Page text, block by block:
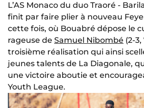
L’AS Monaco du duo Traoré -
finit par faire plier à nouveau
cette fois, où Bouabré dépose le
rageuse de Samuel Nibombé (2-
troisième réalisation qui ainsi
jeunes talents de La Diagonale,
une victoire aboutie et
Youth League.